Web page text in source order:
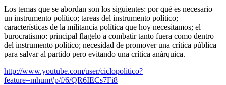
Los temas que se abordan son los siguientes: por qué es necesario
un instrumento político; tareas del instrumento político;
características de la militancia política que hoy necesitamos; el
burocratismo: principal flagelo a combatir tanto fuera como dentro
del instrumento político; necesidad de promover una crítica pública
para salvar al partido pero evitando una crítica anárquica.
http://www.youtube.com/user/ciclopolitico?
feature=mhum#p/f/6/QR6IECs7Fi8